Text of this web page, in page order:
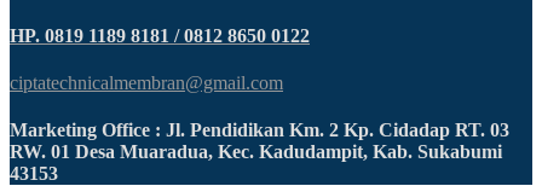
HP. 0819 1189 8181 / 0812 8650 0122
ciptatechnicalmembran@gmail.com
Marketing Office : Jl. Pendidikan Km. 2 Kp. Cidadap RT. 03
RW. 01 Desa Muaradua, Kec. Kadudampit, Kab. Sukabumi
43153